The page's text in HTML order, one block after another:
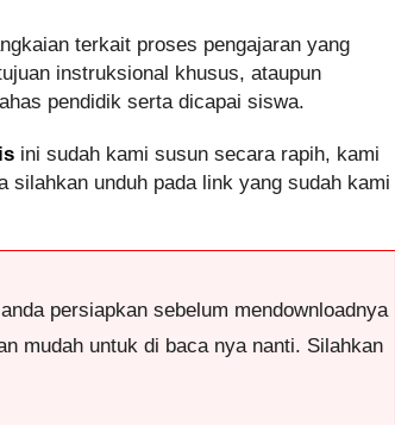
terkait proses pengajaran yang
instruksional khusus, ataupun
pendidik serta dicapai siswa.
ini sudah kami susun secara rapih, kami
silahkan unduh pada link yang sudah kami
persiapkan sebelum mendownloadnya
mudah untuk di baca nya nanti. Silahkan